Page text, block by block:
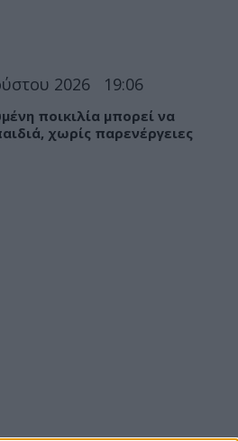
2026 19:06
ποικιλία μπορεί να
χωρίς παρενέργειες